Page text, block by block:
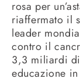
rosa per
riaffermato il
leader
contro il
3,3 miliardi
educazione